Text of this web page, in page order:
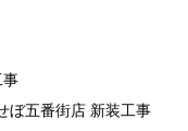
事
ぼ五番街店 新装工事